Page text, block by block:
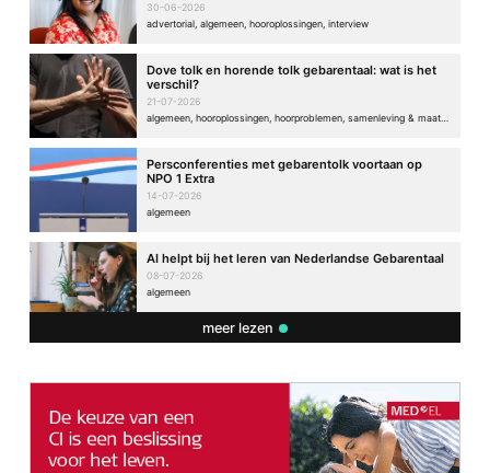
30-06-2026
advertorial, algemeen, hooroplossingen, interview
Dove tolk en horende tolk gebarentaal: wat is het
verschil?
21-07-2026
Persconferenties met gebarentolk voortaan op
NPO 1 Extra
14-07-2026
algemeen
AI helpt bij het leren van Nederlandse Gebarentaal
08-07-2026
algemeen
meer lezen